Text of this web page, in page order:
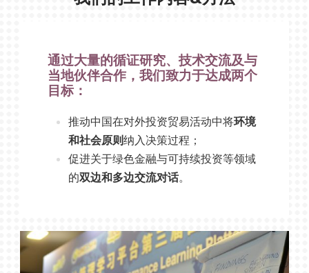
通过大量的循证研究、技术交流及与
当地伙伴合作，我们致力于达成两个
目标：
推动中国在对外投资贸易活动中将环境
和社会原则纳入决策过程；
促进关于绿色金融与可持续投资等领域
的双边和多边交流对话。